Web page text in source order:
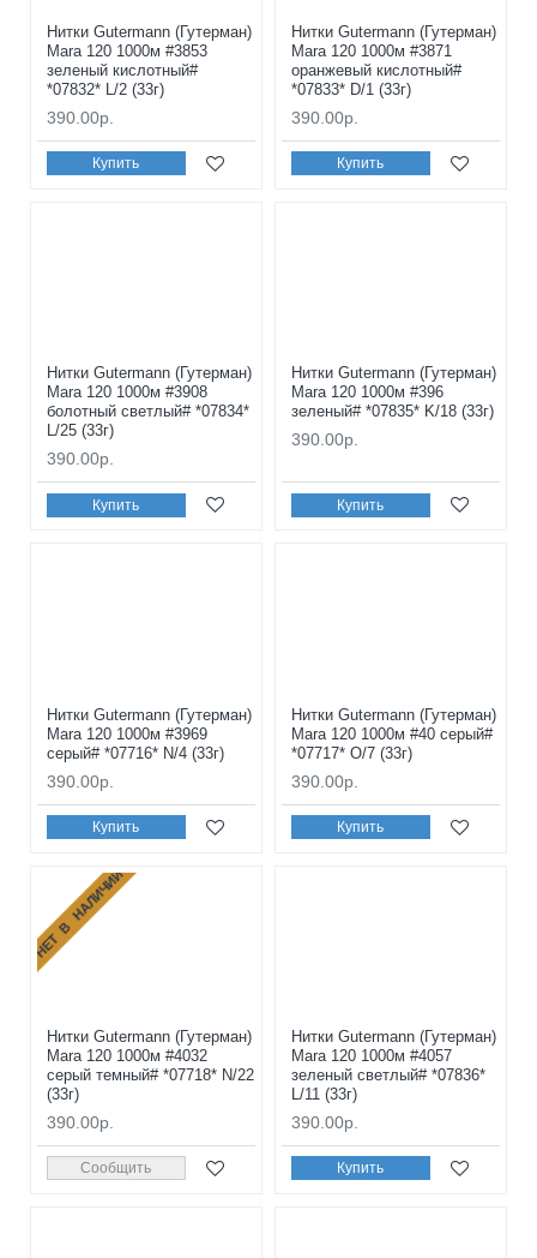
Нитки Gutermann (Гутерман)
Mara 120 1000м #3853
зеленый кислотный#
*07832* L/2 (33г)
390.00р.
Купить
Нитки Gutermann (Гутерман)
Mara 120 1000м #3871
оранжевый кислотный#
*07833* D/1 (33г)
390.00р.
Купить
Нитки Gutermann (Гутерман)
Mara 120 1000м #3908
болотный светлый# *07834*
L/25 (33г)
390.00р.
Купить
Нитки Gutermann (Гутерман)
Mara 120 1000м #396
зеленый# *07835* K/18 (33г)
390.00р.
Купить
Нитки Gutermann (Гутерман)
Mara 120 1000м #3969
серый# *07716* N/4 (33г)
390.00р.
Купить
Нитки Gutermann (Гутерман)
Mara 120 1000м #40 серый#
*07717* O/7 (33г)
390.00р.
Купить
НЕТ В НАЛИЧИИ
Нитки Gutermann (Гутерман)
Mara 120 1000м #4032
серый темный# *07718* N/22
(33г)
390.00р.
Сообщить
Нитки Gutermann (Гутерман)
Mara 120 1000м #4057
зеленый светлый# *07836*
L/11 (33г)
390.00р.
Купить